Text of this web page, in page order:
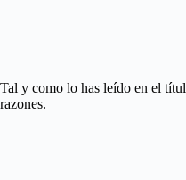
Tal y como lo has leído en el
razones.